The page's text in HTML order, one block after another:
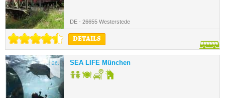
DE - 26655 Westerstede
DETAILS
26. SEA LIFE München